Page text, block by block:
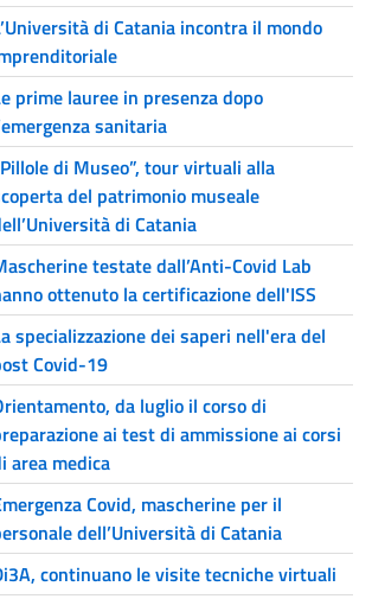
di Catania incontra il mondo
prime lauree in presenza dopo
sanitaria
di Museo”, tour virtuali alla
del patrimonio museale
di Catania
testate dall’Anti-Covid Lab
ottenuto la certificazione dell'ISS
specializzazione dei saperi nell'era del
Covid-19
da luglio il corso di
ai test di ammissione ai corsi
area medica
Covid, mascherine per il
dell’Università di Catania
continuano le visite tecniche virtuali